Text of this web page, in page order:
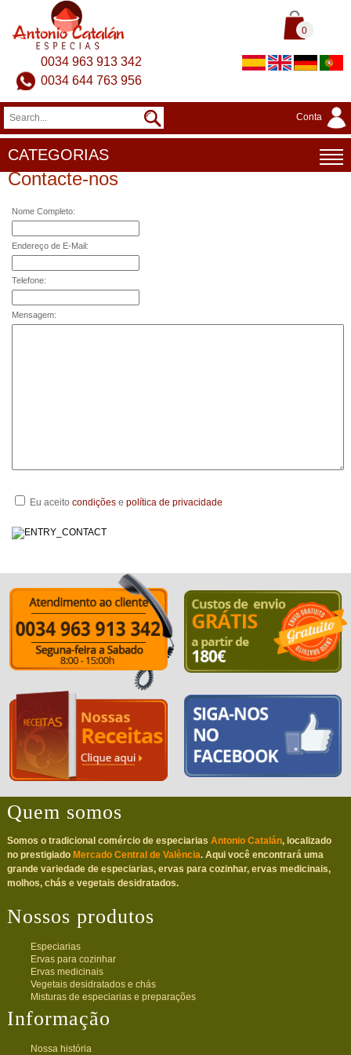
0
0034 963 913 342
0034 644 763 956
Conta
CATEGORIAS
Contacte-nos
Nome Completo:
Endereço de E-Mail:
Telefone:
Mensagem:
Eu aceito condições e política de privacidade
Quem somos
Somos o tradicional comércio de especiarias Antonio Catalán, localizado
no prestigiado Mercado Central de València. Aqui você encontrará uma
grande variedade de especiarias, ervas para cozinhar, ervas medicinais,
molhos, chás e vegetais desidratados.
Nossos produtos
Especiarias
Ervas para cozinhar
Ervas medicinais
Vegetais desidratados e chás
Misturas de especiarias e preparações
Informação
Nossa história